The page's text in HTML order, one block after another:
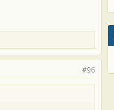
#96